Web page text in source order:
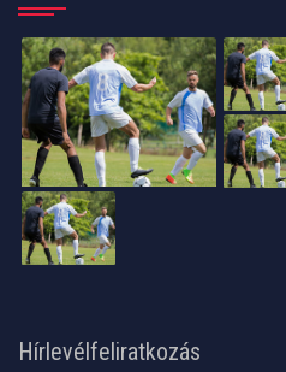
Hírlevélfeliratkozás